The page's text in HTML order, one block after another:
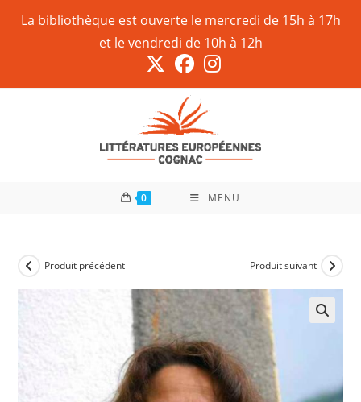
La bibliothèque est ouverte le mercredi de 15h à 17h
et le vendredi de 10h à 12h
0 MENU
Produit précédent Produit suivant